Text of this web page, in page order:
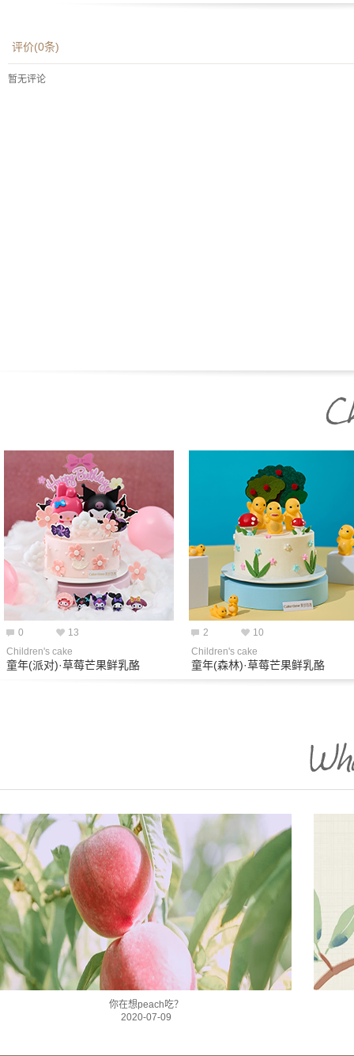
评价(0条)
暂无评论
0
13
Children's cake
童年(派对)·草莓芒果鲜乳酪
2
10
Children's cake
童年(森林)·草莓芒果鲜乳酪
你在想peach吃？
2020-07-09